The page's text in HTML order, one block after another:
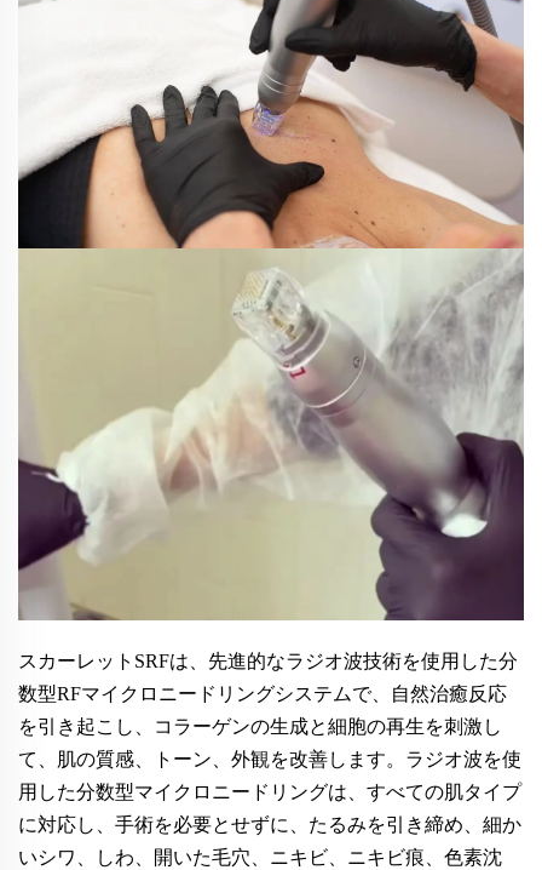
スカーレットSRFは、先進的なラジオ波技術を使用した分
数型RFマイクロニードリングシステムで、自然治癒反応
を引き起こし、コラーゲンの生成と細胞の再生を刺激し
て、肌の質感、トーン、外観を改善します。ラジオ波を使
用した分数型マイクロニードリングは、すべての肌タイプ
に対応し、手術を必要とせずに、たるみを引き締め、細か
いシワ、しわ、開いた毛穴、ニキビ、ニキビ痕、色素沈